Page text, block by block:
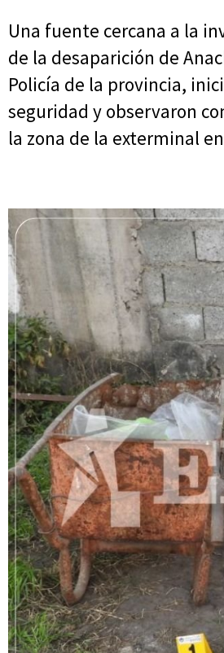
Una fuente cercana a la
de la desaparición de
Policía de la provincia,
seguridad y observaron
la zona de la exterminal